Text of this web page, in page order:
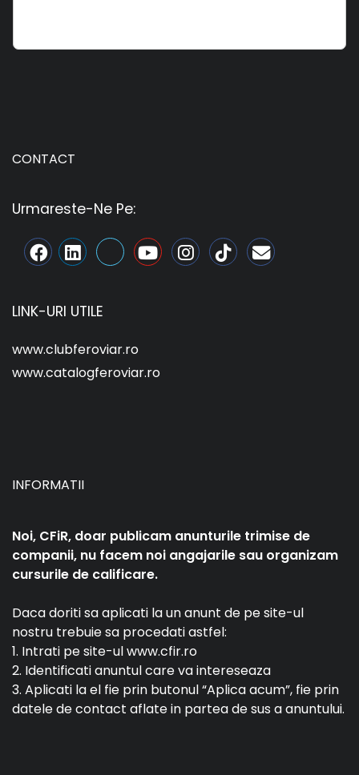
CONTACT
Urmareste-Ne Pe:
LINK-URI UTILE
www.clubferoviar.ro
www.catalogferoviar.ro
INFORMATII
Noi, CFiR, doar publicam anunturile trimise de
companii, nu facem noi angajarile sau organizam
cursurile de calificare.
Daca doriti sa aplicati la un anunt de pe site-ul
nostru trebuie sa procedati astfel:
1. Intrati pe site-ul www.cfir.ro
2. Identificati anuntul care va intereseaza
3. Aplicati la el fie prin butonul “Aplica acum”, fie prin
datele de contact aflate in partea de sus a anuntului.